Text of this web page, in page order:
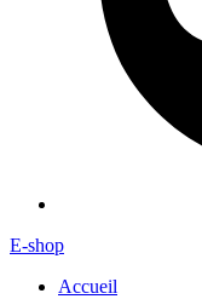
E-shop
Accueil